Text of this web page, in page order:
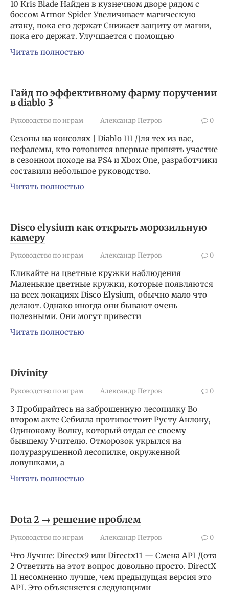
10 Kris Blade Найден в кузнечном дворе рядом с
боссом Armor Spider Увеличивает магическую
атаку, пока его держат Снижает защиту от магии,
пока его держат. Улучшается с помощью
Читать полностью
Гайд по эффективному фарму поручении
в diablo 3
Руководство по играм Александр Петров 0
Сезоны на консолях | Diablo III Для тех из вас,
нефалемы, кто готовится впервые принять участие
в сезонном походе на PS4 и Xbox One, разработчики
составили небольшое руководство.
Читать полностью
Disco elysium как открыть морозильную
камеру
Руководство по играм Александр Петров 0
Кликайте на цветные кружки наблюдения
Маленькие цветные кружки, которые появляются
на всех локациях Disco Elysium, обычно мало что
делают. Однако иногда они бывают очень
полезными. Они могут привести
Читать полностью
Divinity
Руководство по играм Александр Петров 0
3 Пробирайтесь на заброшенную лесопилку Во
втором акте Себилла противостоит Русту Анлону,
Одинокому Волку, который отдал ее своему
бывшему Учителю. Отморозок укрылся на
полуразрушенной лесопилке, окруженной
ловушками, а
Читать полностью
Dota 2 → решение проблем
Руководство по играм Александр Петров 0
Что Лучше: Directx9 или Directx11 — Смена API Дота
2 Ответить на этот вопрос довольно просто. DirectX
11 несомненно лучше, чем предыдущая версия это
API. Это объясняется следующими